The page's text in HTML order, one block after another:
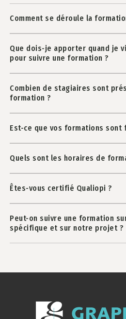
Comment se déroule la
Que dois-je apporter quand je
pour suivre une formation ?
Combien de stagiaires sont
formation ?
Est-ce que vos formations sont
Quels sont les horaires de
Êtes-vous certifié Qualiopi ?
Peut-on suivre une formation
spécifique et sur notre projet ?